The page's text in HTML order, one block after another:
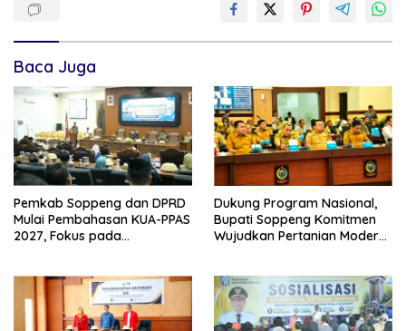
Baca Juga
Pemkab Soppeng dan DPRD
Mulai Pembahasan KUA-PPAS
2027, Fokus pada
Dukung Program Nasional,
Bupati Soppeng Komitmen
Wujudkan Pertanian Modern